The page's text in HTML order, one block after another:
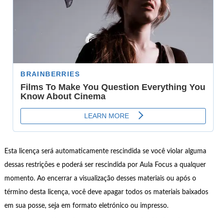
Esta licença será automaticamente rescindida se você violar alguma
dessas restrições e poderá ser rescindida por Aula Focus a qualquer
momento. Ao encerrar a visualização desses materiais ou após o
término desta licença, você deve apagar todos os materiais baixados
em sua posse, seja em formato eletrónico ou impresso.